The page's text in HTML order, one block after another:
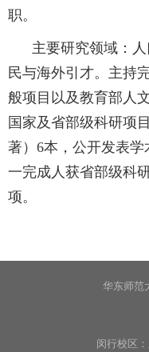
职。
主要研究领域：人
民与海外引才。主持
般项目以及教育部人
国家及省部级科研项
著）6本，公开发表
一完成人获省部级科
项。
华东师范
闵行校区